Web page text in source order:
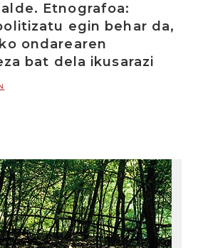
Etnografoa:
egin behar da,
ondarearen
bat dela ikusarazi